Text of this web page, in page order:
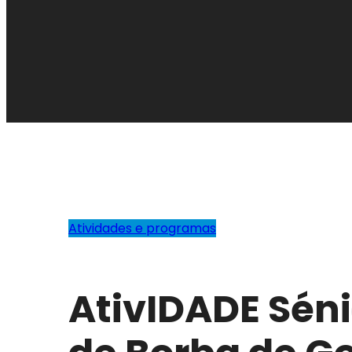
Atividades e programas
AtivIDADE